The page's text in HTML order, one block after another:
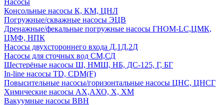
Насосы
Консольные насосы К, КМ, ЦНЛ
Погружные/скважные насосы ЭЦВ
Дренажные/фекальные погружные насосы ГНОМ-LC,ЦМК,
ЦМФ, НПК
Насосы двухстороннего входа Д,1Д,2Д
Насосы для сточных вод СМ,СД
Шестерёные насосы Ш, НМШ, НБ, ДС-125, Г, БГ
In-line насосы TD, CDM(F)
Повысительные насосы/горизонтальные насосы ЦНС, ЦНСГ
Химические насосы АХ,АХО, Х, ХМ
Вакуумные насосы ВВН